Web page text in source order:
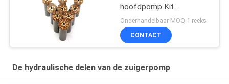
hoofdpomp Kit
Hydraulische pomp
Onderdeel zuigerpomp
Onderhoud reparatie
Onderhandelbaar MOQ:1 reeks
CONTACT
De hydraulische delen van de zuigerpomp